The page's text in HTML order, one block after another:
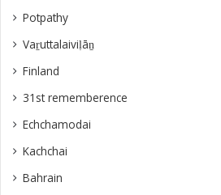
‎Potpathy
Vaṟuttalaiviḷāṉ
Finland
31st rememberence
Echchamodai
Kachchai
Bahrain